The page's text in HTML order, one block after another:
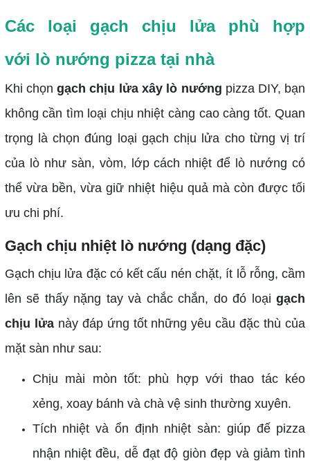
Các loại gạch chịu lửa phù hợp
với lò nướng pizza tại nhà
Khi chọngạch chịu lửa xây lò nướng pizza DIY, bạn
không cần tìm loại chịu nhiệt càng cao càng tốt. Quan
trọng là chọn đúng loại gạch chịu lửa cho từng vị trí
của lò như sàn, vòm, lớp cách nhiệt để lò nướng có
thể vừa bền, vừa giữ nhiệt hiệu quả mà còn được tối
ưu chi phí.
Gạch chịu nhiệt lò nướng (dạng đặc)
Gạch chịu lửa đặc có kết cấu nén chặt, ít lỗ rỗng, cầm
lên sẽ thấy nặng tay và chắc chắn, do đó loạigạch
chịu lửanày đáp ứng tốt những yêu cầu đặc thù của
mặt sàn như sau:
Chịu mài mòn tốt: phù hợp với thao tác kéo
xẻng, xoay bánh và chà vệ sinh thường xuyên.
Tích nhiệt và ổn định nhiệt sàn: giúp đế pizza
nhận nhiệt đều, dễ đạt độ giòn đẹp và giảm tình